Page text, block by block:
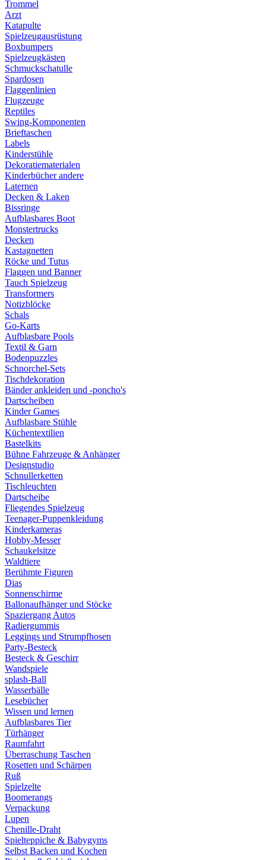
Trommel
Arzt
Katapulte
Spielzeugausrüstung
Boxbumpers
Spielzeugkästen
Schmuckschatulle
Spardosen
Flaggenlinien
Flugzeuge
Reptiles
Swing-Komponenten
Brieftaschen
Labels
Kinderstühle
Dekoratiematerialen
Kinderbücher andere
Laternen
Decken & Laken
Bissringe
Aufblasbares Boot
Monstertrucks
Decken
Kastagnetten
Röcke und Tutus
Flaggen und Banner
Tauch Spielzeug
Transformers
Notizblöcke
Schals
Go-Karts
Aufblasbare Pools
Textil & Garn
Bodenpuzzles
Schnorchel-Sets
Tischdekoration
Bänder ankleiden und -poncho's
Dartscheiben
Kinder Games
Aufblasbare Stühle
Küchentextilien
Bastelkits
Bühne Fahrzeuge & Anhänger
Designstudio
Schnullerketten
Tischleuchten
Dartscheibe
Fliegendes Spielzeug
Teenager-Puppenkleidung
Kinderkameras
Hobby-Messer
Schaukelsitze
Waldtiere
Berühmte Figuren
Dias
Sonnenschirme
Ballonaufhänger und Stöcke
Spaziergang Autos
Radiergummis
Leggings und Strumpfhosen
Party-Besteck
Besteck & Geschirr
Wandspiele
splash-Ball
Wasserbälle
Lesebücher
Wissen und lernen
Aufblasbares Tier
Türhänger
Raumfahrt
Überraschung Taschen
Rosetten und Schärpen
Ruß
Spielzelte
Boomerangs
Verpackung
Lupen
Chenille-Draht
Spielteppiche & Babygyms
Selbst Backen und Kochen